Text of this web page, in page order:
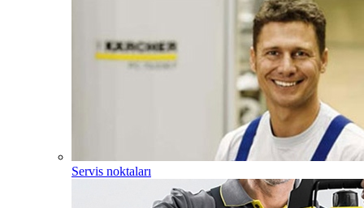
Servis noktaları